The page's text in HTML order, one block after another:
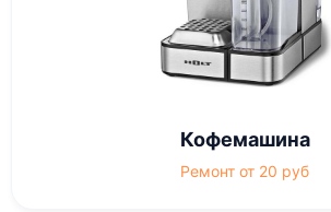
Кофемашина
Ремонт от 20 руб